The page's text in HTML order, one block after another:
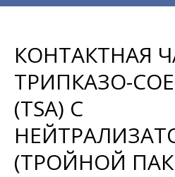
КОНТАКТНАЯ
ТРИПКАЗО-
(TSA) С
(ТРОЙНОЙ